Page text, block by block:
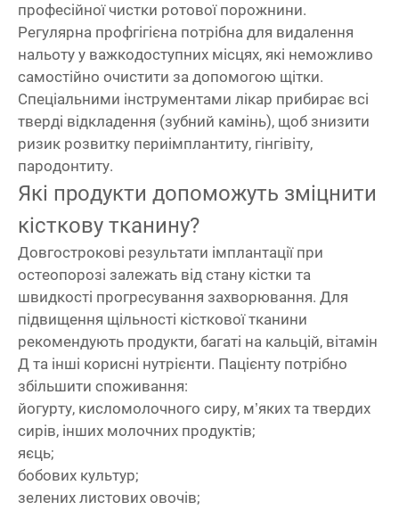
професійної чистки ротової порожнини.
Регулярна профгігієна потрібна для видалення
нальоту у важкодоступних місцях, які неможливо
самостійно очистити за допомогою щітки.
Спеціальними інструментами лікар прибирає всі
тверді відкладення (зубний камінь), щоб знизити
ризик розвитку периімплантиту, гінгівіту,
пародонтиту.
Які продукти допоможуть зміцнити
кісткову тканину?
Довгострокові результати імплантації при
остеопорозі залежать від стану кістки та
швидкості прогресування захворювання. Для
підвищення щільності кісткової тканини
рекомендують продукти, багаті на кальцій, вітамін
Д та інші корисні нутрієнти. Пацієнту потрібно
збільшити споживання:
йогурту, кисломолочного сиру, м’яких та твердих
сирів, інших молочних продуктів;
яєць;
бобових культур;
зелених листових овочів;